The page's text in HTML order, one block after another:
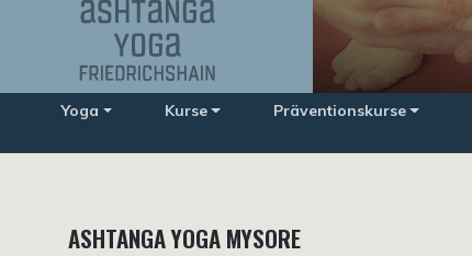
Yoga Kurse Präventionskurse
ASHTANGA YOGA MYSORE